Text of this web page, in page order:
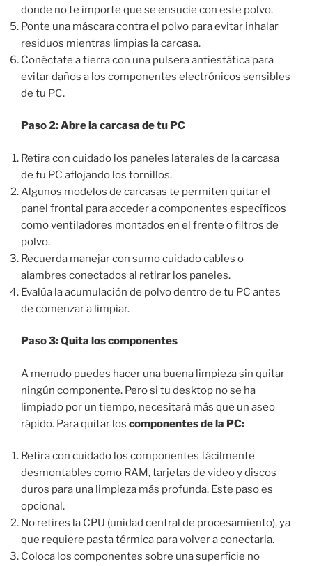
donde no te importe que se ensucie con este polvo.
Ponte una máscara contra el polvo para evitar inhalar
residuos mientras limpias la carcasa.
Conéctate a tierra con una pulsera antiestática para
evitar daños a los componentes electrónicos sensibles
de tu PC.
Paso 2: Abre la carcasa de tu PC
Retira con cuidado los paneles laterales de la carcasa
de tu PC aflojando los tornillos.
Algunos modelos de carcasas te permiten quitar el
panel frontal para acceder a componentes específicos
como ventiladores montados en el frente o filtros de
polvo.
Recuerda manejar con sumo cuidado cables o
alambres conectados al retirar los paneles.
Evalúa la acumulación de polvo dentro de tu PC antes
de comenzar a limpiar.
Paso 3: Quita los componentes
A menudo puedes hacer una buena limpieza sin quitar
ningún componente. Pero si tu desktop no se ha
limpiado por un tiempo, necesitará más que un aseo
rápido. Para quitar los componentes de la PC:
Retira con cuidado los componentes fácilmente
desmontables como RAM, tarjetas de video y discos
duros para una limpieza más profunda. Este paso es
opcional.
No retires la CPU (unidad central de procesamiento), ya
que requiere pasta térmica para volver a conectarla.
Coloca los componentes sobre una superficie no